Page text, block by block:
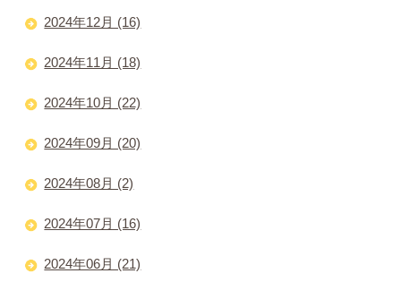
2024年12月 (16)
2024年11月 (18)
2024年10月 (22)
2024年09月 (20)
2024年08月 (2)
2024年07月 (16)
2024年06月 (21)